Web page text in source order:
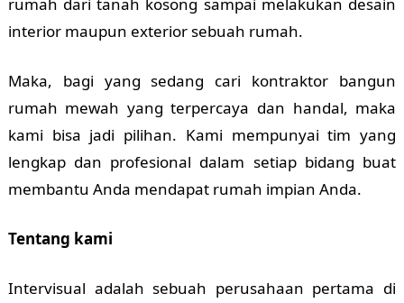
interior maupun exterior sebuah rumah.
Maka, bagi yang sedang cari kontraktor bangun
rumah mewah yang terpercaya dan handal, maka
kami bisa jadi pilihan. Kami mempunyai tim yang
lengkap dan profesional dalam setiap bidang buat
membantu Anda mendapat rumah impian Anda.
Tentang kami
Intervisual adalah sebuah perusahaan pertama di